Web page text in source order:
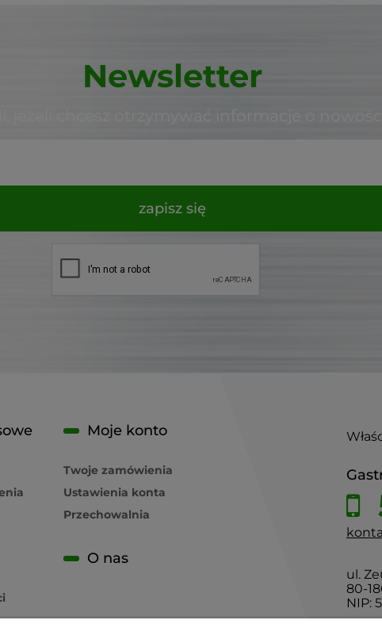
Newsletter
jeżeli chcesz otrzymywać informacje o
zapisz się
ul.
80-
NIP:
Moje konto
Twoje zamówienia
Ustawienia konta
Przechowalnia
O nas